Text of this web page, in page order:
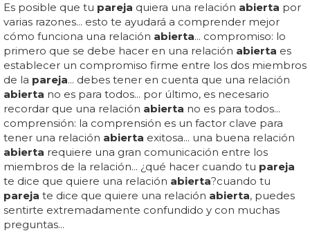
Es posible que tu pareja quiera una relación abierta por
varias razones... esto te ayudará a comprender mejor
cómo funciona una relación abierta... compromiso: lo
primero que se debe hacer en una relación abierta es
establecer un compromiso firme entre los dos miembros
de la pareja... debes tener en cuenta que una relación
abierta no es para todos... por último, es necesario
recordar que una relación abierta no es para todos...
comprensión: la comprensión es un factor clave para
tener una relación abierta exitosa... una buena relación
abierta requiere una gran comunicación entre los
miembros de la relación... ¿qué hacer cuando tu pareja
te dice que quiere una relación abierta?cuando tu
pareja te dice que quiere una relación abierta, puedes
sentirte extremadamente confundido y con muchas
preguntas...